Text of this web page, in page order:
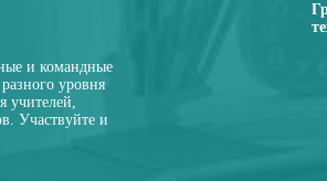
и командные
уровня
учителей,
Участвуйте и